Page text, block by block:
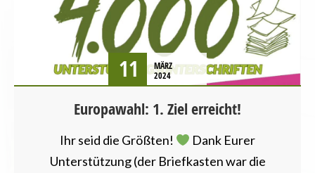
11
MÄRZ
2024
Europawahl: 1. Ziel erreicht!
Ihr seid die Größten!
Dank Eurer
Unterstützung (der Briefkasten war die